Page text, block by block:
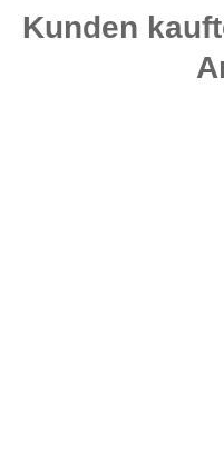
Kunden